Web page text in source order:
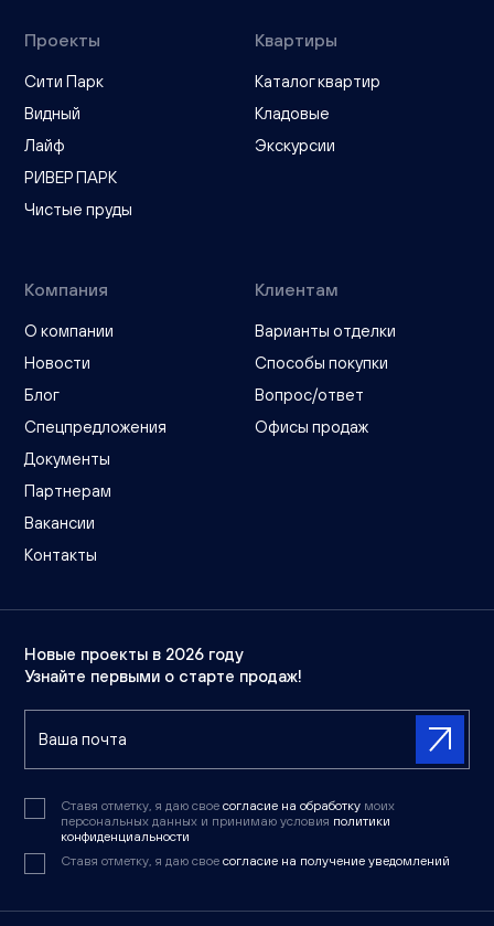
Проекты
Сити Парк
Видный
Лайф
РИВЕР ПАРК
Чистые пруды
Квартиры
Каталог квартир
Кладовые
Экскурсии
Компания
О компании
Новости
Блог
Спецпредложения
Документы
Партнерам
Вакансии
Контакты
Клиентам
Варианты отделки
Способы покупки
Вопрос/ответ
Офисы продаж
Новые проекты в 2026 году
Узнайте первыми о старте продаж!
Ставя отметку, я даю свое согласие на обработку моих
персональных данных и принимаю условия политики
конфиденциальности
Ставя отметку, я даю свое согласие на получение уведомлений